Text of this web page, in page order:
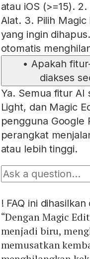
atau iOS (>=15).
Alat. 3. Pilih
yang ingin
otomatis
• Apakah
diakses
Ya. Semua fitur
Light, dan Magic
pengguna Google
perangkat
atau lebih tinggi.
! FAQ ini
“Dengan Magic
menjadi biru,
memusatkan